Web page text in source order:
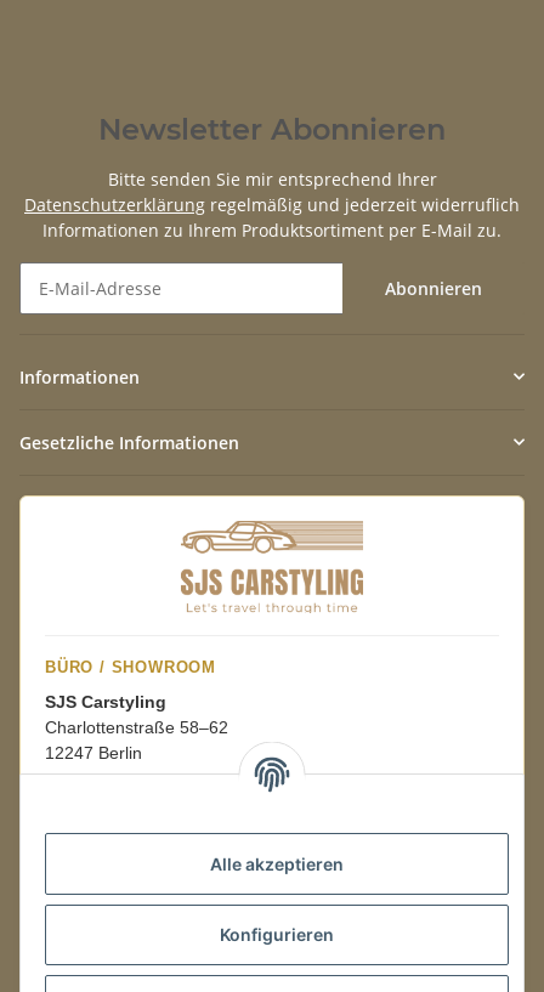
Alle akzeptieren
Konfigurieren
Newsletter Abonnieren
Bitte senden Sie mir entsprechend Ihrer
Datenschutzerklärung regelmäßig und jederzeit widerruflich
Informationen zu Ihrem Produktsortiment per E-Mail zu.
Abonnieren
Informationen
Gesetzliche Informationen
BÜRO / SHOWROOM
SJS Carstyling
Charlottenstraße 58–62
12247 Berlin
08:00–16:00 Uhr
LAGER / RETOUREN
Packmonster Fulfillment
SJS Carstyling Lager